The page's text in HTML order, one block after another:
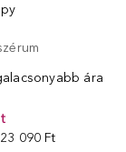
ára
23 090 Ft